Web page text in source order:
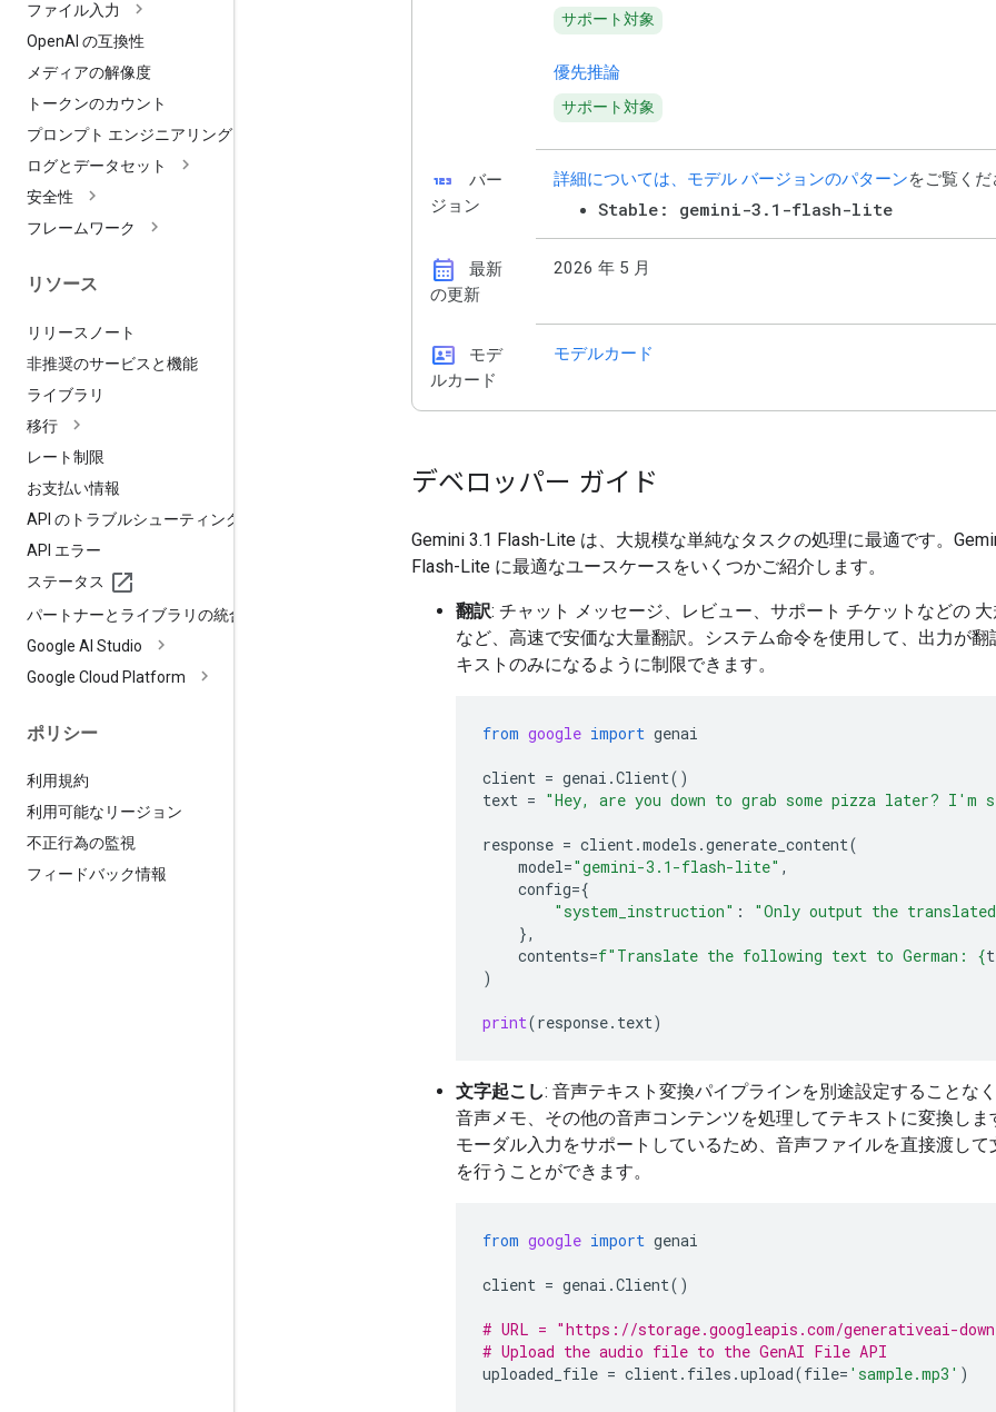
ファイル入力
OpenAI の互換性
メディアの解像度
トークンのカウント
プロンプト エンジニアリング
ログとデータセット
安全性
フレームワーク
リソース
リリースノート
非推奨のサービスと機能
ライブラリ
移行
レート制限
お支払い情報
API のトラブルシューティング
API エラー
ステータス
パートナーとライブラリの統合
Google AI Studio
Google Cloud Platform
ポリシー
利用規約
利用可能なリージョン
不正行為の監視
フィードバック情報
サポート対象
優先推論
サポート対象
123
バー
ジョン
詳細については、モデル バージョンのパターンをご覧く
Stable: gemini-3.1-flash-lite
calendar_month
最新
の更新
2026 年 5 月
id_card
モデ
ルカード
モデルカード
デベロッパー ガイド
Gemini 3.1 Flash-Lite は、大規模な単純なタスクの処理に最適です。
Flash-Lite に最適なユースケースをいくつかご紹介します。
翻訳: チャット メッセージ、レビュー、サポート チケットなどの
など、高速で安価な大量翻訳。システム命令を使用して、出力が翻
キストのみになるように制限できます。
from google import genai
client = genai .Client()
text = "Hey, are you down to grab some pizza later? I'm
response = client.models .generate_content(
model="gemini-3.1-flash-lite" ,
config={
"system_instruction" :
"Only output the
},
contents=f"Translate the following text to German: {
)
print(response. text)
文字起こし: 音声テキスト変換パイプラインを別途設定することな
音声メモ、その他の音声コンテンツを処理してテキストに変換しま
モーダル入力をサポートしているため、音声ファイルを直接渡して
を行うことができます。
from google import genai
client = genai .Client()
# URL = "https://storage.googleapis.com/generativeai-
# Upload the audio file to the GenAI File API
uploaded_file = client. files .upload(file= 'sample.mp3' )